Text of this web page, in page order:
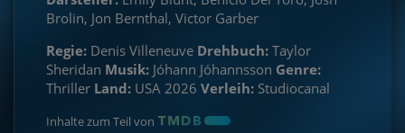
Brolin, Jon Bernthal, Victor Garber
Regie: Denis Villeneuve Drehbuch: Taylor
Sheridan Musik: Jóhann Jóhannsson Genre:
Thriller Land: USA 2026 Verleih: Studiocanal
Inhalte zum Teil von